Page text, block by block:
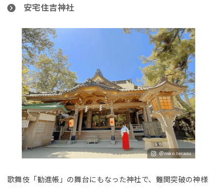
安宅住吉神社
＠miko.terasu
歌舞伎「勧進帳」の舞台にもなった神社で、難関突破の神様